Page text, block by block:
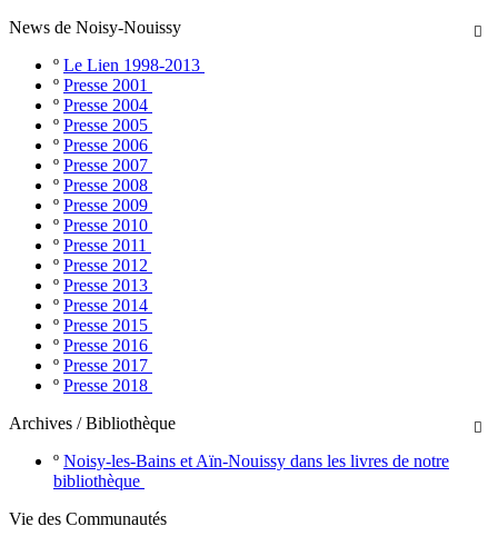

News de Noisy-Nouissy
º Le Lien 1998-2013
º Presse 2001
º Presse 2004
º Presse 2005
º Presse 2006
º Presse 2007
º Presse 2008
º Presse 2009
º Presse 2010
º Presse 2011
º Presse 2012
º Presse 2013
º Presse 2014
º Presse 2015
º Presse 2016
º Presse 2017
º Presse 2018

Archives / Bibliothèque
º Noisy-les-Bains et Aïn-Nouissy dans les livres de notre
bibliothèque
Vie des Communautés